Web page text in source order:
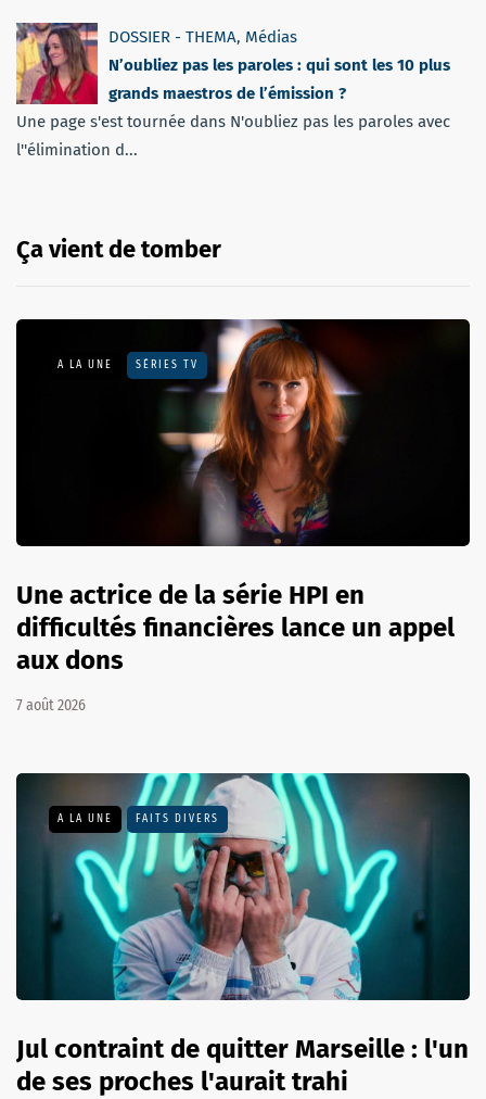
DOSSIER - THEMA, Médias
N’oubliez pas les paroles : qui sont les 10 plus
grands maestros de l’émission ?
Une page s'est tournée dans N'oubliez pas les paroles avec
l''élimination d...
Ça vient de tomber
A LA UNE SÉRIES TV
Une actrice de la série HPI en
difficultés financières lance un appel
aux dons
7 août 2026
A LA UNE FAITS DIVERS
Jul contraint de quitter Marseille : l'un
de ses proches l'aurait trahi